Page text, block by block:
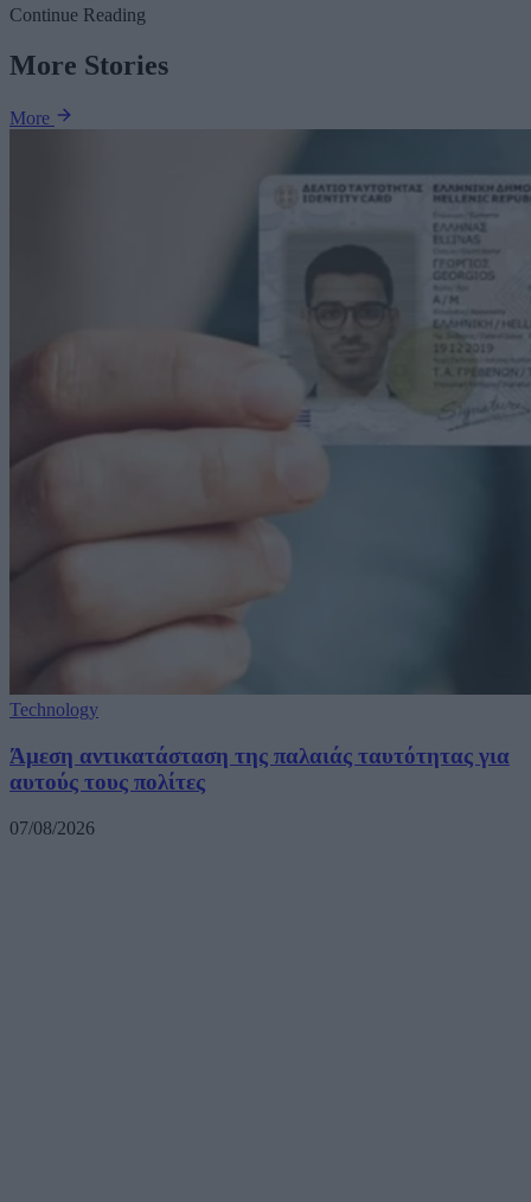
Continue Reading
More Stories
More
Technology
Άμεση αντικατάσταση της παλαιάς ταυτότητας για
αυτούς τους πολίτες
07/08/2026